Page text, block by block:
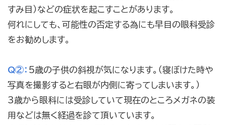
すみ目）などの症状を起こすことがあります。
何れにしても、可能性の否定する為にも早目の眼科受診
をお勧めします。
Q②： 5歳の子供の斜視が気になります。（寝ぼけた時や
写真を撮影すると右眼が内側に寄ってしまいます。）
3歳から眼科には受診していて現在のところメガネの装
用などは無く経過を診て頂いています。